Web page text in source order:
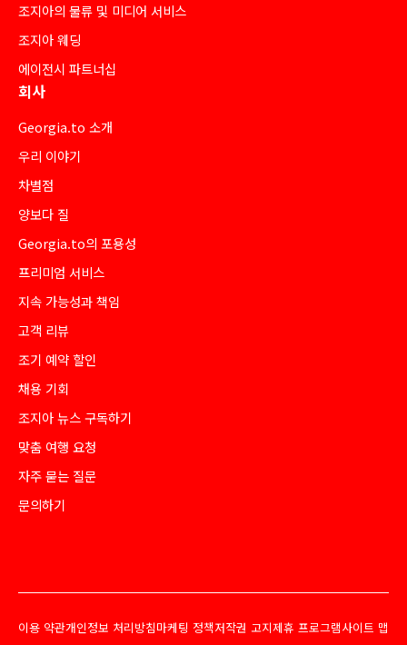
조지아의 물류 및 미디어 서비스
조지아 웨딩
에이전시 파트너십
회사
Georgia.to 소개
우리 이야기
차별점
양보다 질
Georgia.to의 포용성
프리미엄 서비스
지속 가능성과 책임
고객 리뷰
조기 예약 할인
채용 기회
조지아 뉴스 구독하기
맞춤 여행 요청
자주 묻는 질문
문의하기
이용 약관개인정보 처리방침마케팅 정책저작권 고지제휴 프로그램사이트 맵